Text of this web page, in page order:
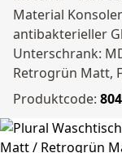
Material
antibakterieller
Unterschrank:
Retrogrün Matt,
Produktcode: